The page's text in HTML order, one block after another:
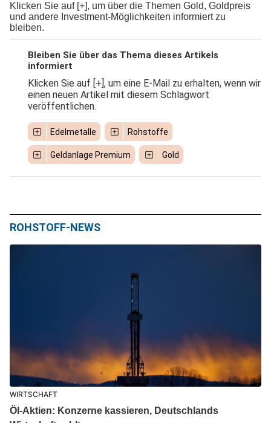
Klicken Sie auf [+], um über die Themen Gold, Goldpreis
und andere Investment-Möglichkeiten informiert zu
bleiben.
Bleiben Sie über das Thema dieses Artikels
informiert
Klicken Sie auf [+], um eine E-Mail zu erhalten, wenn wir
einen neuen Artikel mit diesem Schlagwort
veröffentlichen.
Edelmetalle Rohstoffe
Geldanlage Premium Gold
ROHSTOFF-NEWS
WIRTSCHAFT
Öl-Aktien: Konzerne kassieren, Deutschlands